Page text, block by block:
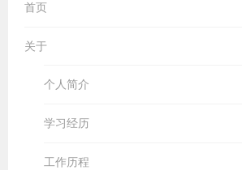
首页
关于
个人简介
学习经历
工作历程